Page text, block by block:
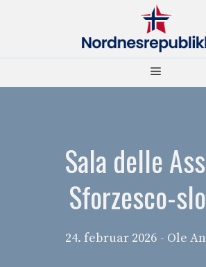
Meny
Sala delle
Sforzesco-
24. februar 2026 - Ole